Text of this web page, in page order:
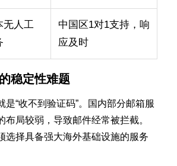
无人工
中国区1对1支持，响
应及时
稳定性难题
是“收不到验证码”。国内部分邮箱服
布局较弱，导致邮件经常被拦截。
选择具备强大海外基础设施的服务